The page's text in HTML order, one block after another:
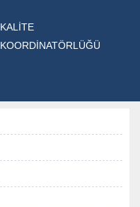
KALİTE
KOORDİNATÖRLÜĞÜ